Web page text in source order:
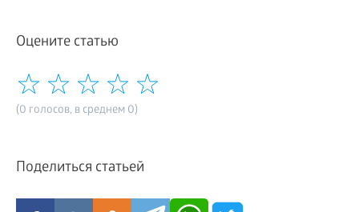
Оцените статью
(0 голосов, в среднем 0)
Поделиться статьей